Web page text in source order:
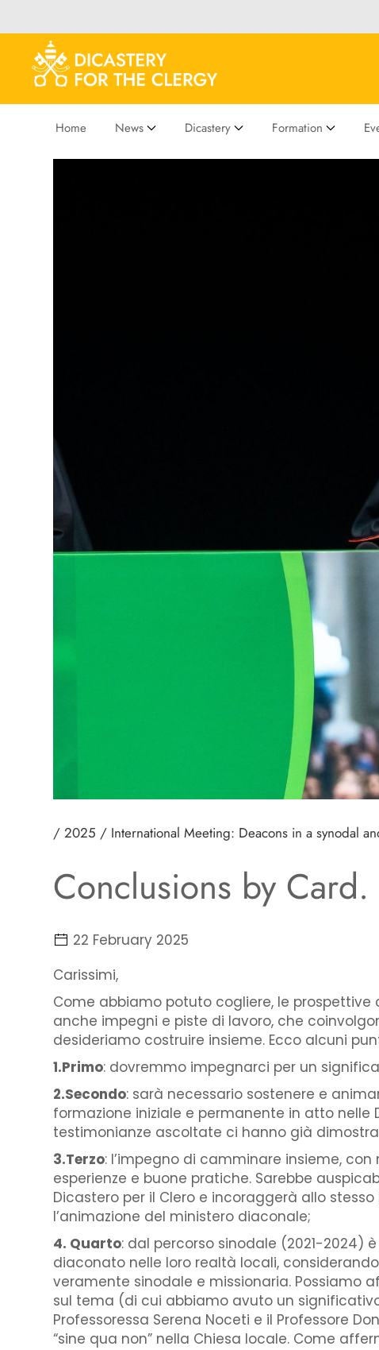
Home News Dicastery Formation
/ 2025 / International Meeting: Deacons in a synodal
Conclusions by Card.
22 February 2025
Carissimi,
Come abbiamo potuto cogliere, le prospettive
anche impegni e piste di lavoro, che
desideriamo costruire insieme. Ecco alcuni
1.Primo: dovremmo impegnarci per un
2.Secondo: sarà necessario sostenere e
formazione iniziale e permanente in atto nelle
testimonianze ascoltate ci hanno già
3.Terzo: l’impegno di camminare insieme,
esperienze e buone pratiche. Sarebbe
Dicastero per il Clero e incoraggerà allo
l’animazione del ministero diaconale;
4. Quarto: dal percorso sinodale (2021-2024)
diaconato nelle loro realtà locali,
veramente sinodale e missionaria. Possiamo
sul tema (di cui abbiamo avuto un
Professoressa Serena Noceti e il Professore
“sine qua non” nella Chiesa locale. Come